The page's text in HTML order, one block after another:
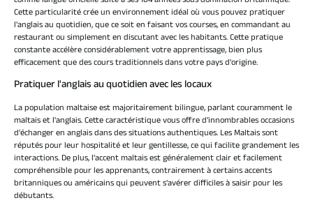
Cette particularité crée un environnement idéal où vous pouvez pratiquer
l'anglais au quotidien, que ce soit en faisant vos courses, en commandant au
restaurant ou simplement en discutant avec les habitants. Cette pratique
constante accélère considérablement votre apprentissage, bien plus
efficacement que des cours traditionnels dans votre pays d'origine.
Pratiquer l'anglais au quotidien avec les locaux
La population maltaise est majoritairement bilingue, parlant couramment le
maltais et l'anglais. Cette caractéristique vous offre d'innombrables occasions
d'échanger en anglais dans des situations authentiques. Les Maltais sont
réputés pour leur hospitalité et leur gentillesse, ce qui facilite grandement les
interactions. De plus, l'accent maltais est généralement clair et facilement
compréhensible pour les apprenants, contrairement à certains accents
britanniques ou américains qui peuvent s'avérer difficiles à saisir pour les
débutants.